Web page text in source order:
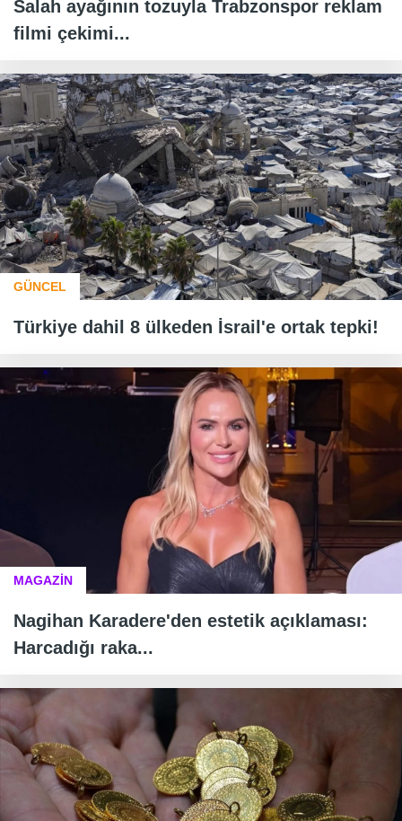
Salah ayağının tozuyla Trabzonspor reklam
filmi çekimi...
GÜNCEL
Türkiye dahil 8 ülkeden İsrail'e ortak tepki!
MAGAZİN
Nagihan Karadere'den estetik açıklaması:
Harcadığı raka...